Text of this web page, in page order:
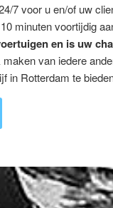
7 voor u en/of uw
minuten voortijdig
en is uw
van iedere
in Rotterdam te